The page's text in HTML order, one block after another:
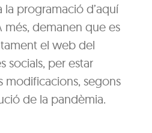
programació d’aquí
més, demanen que es
el web del
socials, per estar
modificacions, segons
de la pandèmia.